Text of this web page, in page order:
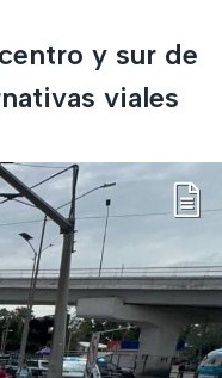
y sur de
viales